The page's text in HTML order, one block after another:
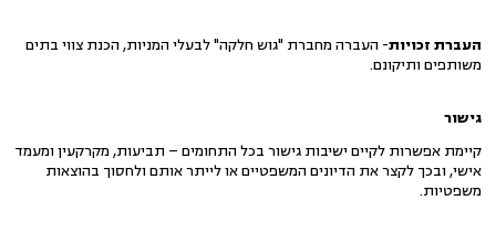
העברת זכויות- העברה מחברת "גוש חלקה" לבעלי המניות, הכנת צווי בתים
משותפים ותיקונם.
גישור
קיימת אפשרות לקיים ישיבות גישור בכל התחומים – תביעות, מקרקעין ומעמד
אישי, ובכך לקצר את הדיונים המשפטיים או לייתר אותם ולחסוך בהוצאות
משפטיות.